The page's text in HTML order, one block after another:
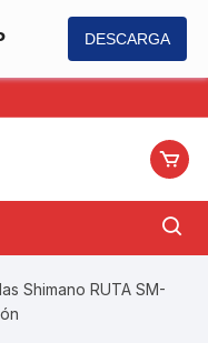
DESCARGA
Shimano RUTA SM-